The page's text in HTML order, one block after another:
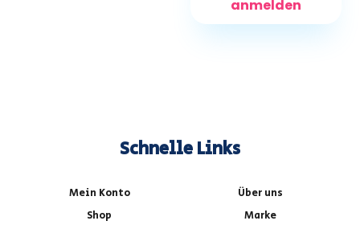
anmelden
Schnelle Links
Mein Konto
Über uns
Shop
Marke